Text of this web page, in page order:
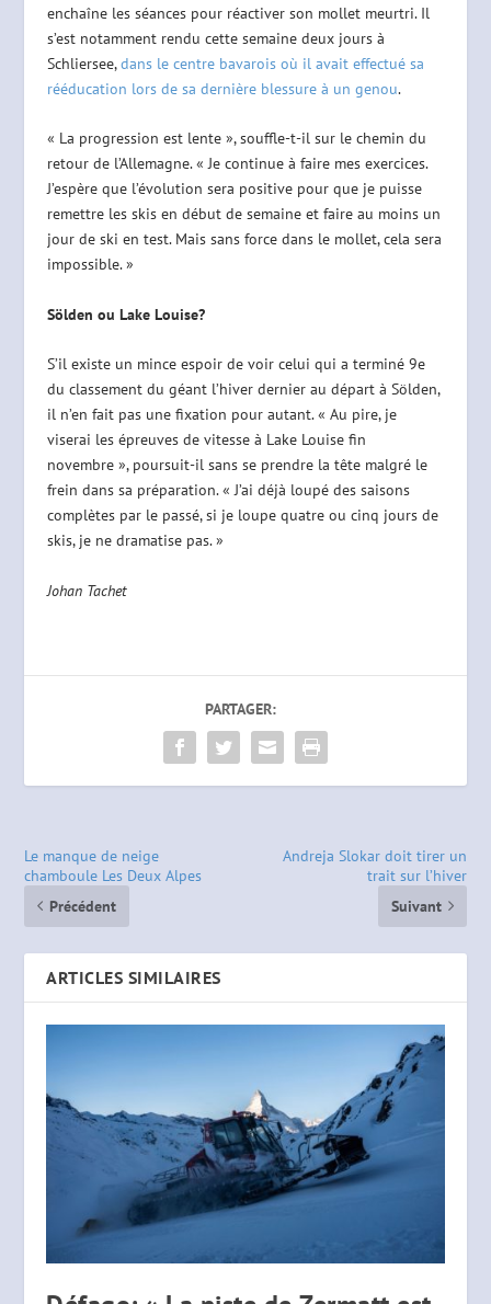
enchaîne les séances pour réactiver son mollet meurtri. Il
s’est notamment rendu cette semaine deux jours à
Schliersee,dans le centre bavarois où il avait effectué sa
rééducation lors de sa dernière blessure à un genou.
« La progression est lente », souffle-t-il sur le chemin du
retour de l’Allemagne. « Je continue à faire mes exercices.
J’espère que l’évolution sera positive pour que je puisse
remettre les skis en début de semaine et faire au moins un
jour de ski en test. Mais sans force dans le mollet, cela sera
impossible. »
Sölden ou Lake Louise?
S’il existe un mince espoir de voir celui qui a terminé 9e
du classement du géant l’hiver dernier au départ à Sölden,
il n’en fait pas une fixation pour autant. « Au pire, je
viserai les épreuves de vitesse à Lake Louise fin
novembre », poursuit-il sans se prendre la tête malgré le
frein dans sa préparation. « J’ai déjà loupé des saisons
complètes par le passé, si je loupe quatre ou cinq jours de
skis, je ne dramatise pas. »
Johan Tachet
PARTAGER:
Le manque de neige
chamboule Les Deux Alpes
Précédent
Andreja Slokar doit tirer un
trait sur l’hiver
Suivant
ARTICLES SIMILAIRES